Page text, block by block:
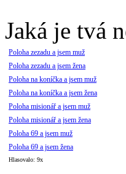
Jaká je tvá
Poloha zezadu a jsem muž
Poloha zezadu a jsem žena
Poloha na koníčka a jsem muž
Poloha na koníčka a jsem žena
Poloha misionář a jsem muž
Poloha misionář a jsem žena